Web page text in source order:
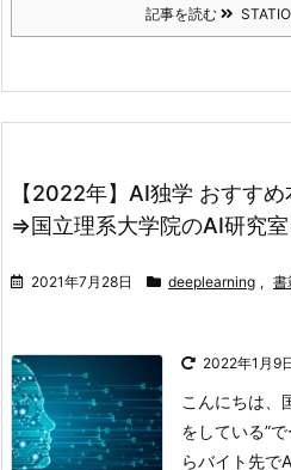
記事を読む
【2022年】AI独学 おすす
⇒国立理系大学院のAI研究
2021年7月28日 deeplearning , 書
2022年1月9
こんにちは、
をしている”
らバイト先で